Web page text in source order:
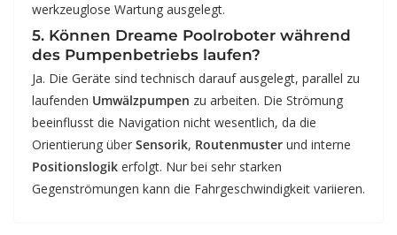
werkzeuglose Wartung ausgelegt.
5. Können Dreame Poolroboter während
des Pumpenbetriebs laufen?
Ja. Die Geräte sind technisch darauf ausgelegt, parallel zu
laufenden Umwälzpumpen zu arbeiten. Die Strömung
beeinflusst die Navigation nicht wesentlich, da die
Orientierung über Sensorik, Routenmuster und interne
Positionslogik erfolgt. Nur bei sehr starken
Gegenströmungen kann die Fahrgeschwindigkeit variieren.